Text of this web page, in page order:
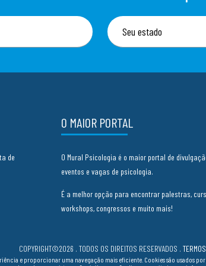
de
O MAIOR PORTAL
O Mural Psicologia é o maior portal de
eventos e vagas de psicologia.
É a melhor opção para encontrar palestras,
workshops, congressos e muito mais!
COPYRIGHT©2026 . TODOS OS DIREITOS RESERVADOS .
e proporcionar uma navegação mais eficiente. Cookies são usados